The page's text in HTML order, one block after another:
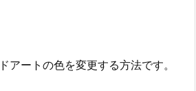
アートの色を変更する方法です。